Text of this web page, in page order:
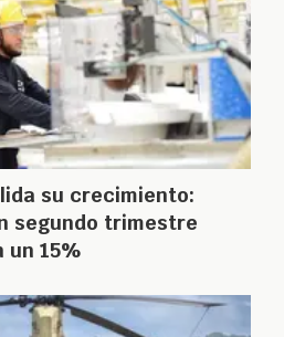
su crecimiento:
segundo trimestre
un 15%